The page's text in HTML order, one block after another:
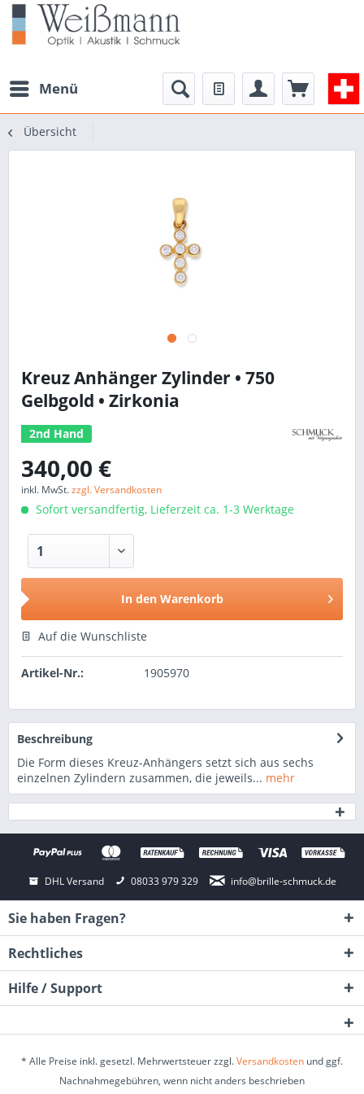
Menü
Übersicht
Kreuz Anhänger Zylinder • 750
Gelbgold • Zirkonia
2nd Hand
340,00 €
inkl. MwSt.zzgl. Versandkosten
Sofort versandfertig, Lieferzeit ca. 1-3 Werktage
In den Warenkorb
Auf die Wunschliste
Artikel-Nr.: 1905970
Beschreibung
Die Form dieses Kreuz-Anhängers setzt sich aus sechs
einzelnen Zylindern zusammen, die jeweils... mehr
DHL Versand 08033 979 329 info@brille-schmuck.de
Sie haben Fragen?
Rechtliches
Hilfe / Support
* Alle Preise inkl. gesetzl. Mehrwertsteuer zzgl.Versandkosten und ggf.
Nachnahmegebühren, wenn nicht anders beschrieben